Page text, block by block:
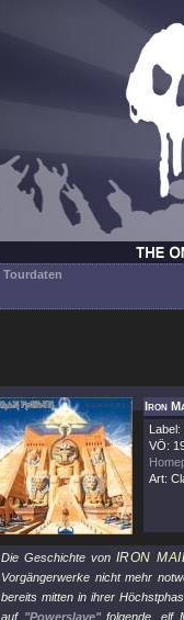
Tourdaten
Iron
Label:
VÖ:
Art:
Die Geschichte von IRON
Vorgängerwerke nicht mehr
bereits mitten in ihrer
auf "Powerslave"folgende, elf